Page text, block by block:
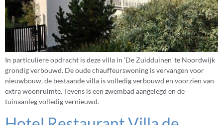
In particuliere opdracht is deze villa in ‘De Zuidduinen’ te Noordwijk
grondig verbouwd. De oude chauffeurswoning is vervangen voor
nieuwbouw, de bestaande villa is volledig verbouwd en voorzien van
extra woonruimte. Tevens is een zwembad aangelegd en de
tuinaanleg volledig vernieuwd.